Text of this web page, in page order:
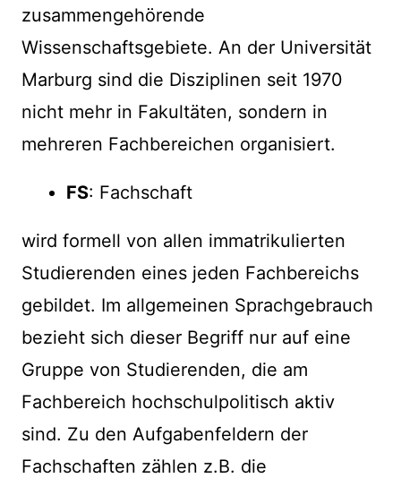
zusammengehörende
Wissenschaftsgebiete. An der Universität
Marburg sind die Disziplinen seit 1970
nicht mehr in Fakultäten, sondern in
mehreren Fachbereichen organisiert.
FS: Fachschaft
wird formell von allen immatrikulierten
Studierenden eines jeden Fachbereichs
gebildet. Im allgemeinen Sprachgebrauch
bezieht sich dieser Begriff nur auf eine
Gruppe von Studierenden, die am
Fachbereich hochschulpolitisch aktiv
sind. Zu den Aufgabenfeldern der
Fachschaften zählen z.B. die